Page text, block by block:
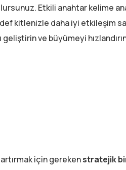
Etkili anahtar kelime
kitlenizle daha iyi etkileşim
ve büyümeyi
için gerekenstratejik